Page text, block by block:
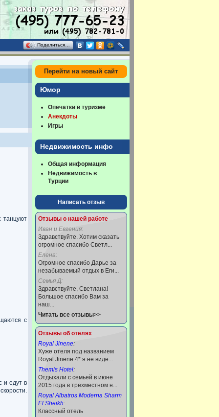
Поделиться…
танцуют
с
и едут в
Перейти на новый сайт
Юмор
Опечатки в туризме
Анекдоты
Игры
Недвижимость инфо
Общая информация
Недвижимость в
Турции
Написать отзыв
Отзывы о нашей работе
Иван и Евгения:
Здравствуйте. Хотим сказать
огромное спасибо Светл...
Елена:
Огромное спасибо Дарье за
незабываемый отдых в Еги...
Семья Д:
Здравствуйте, Светлана!
Большое спасибо Вам за
наш...
Читать все отзывы>>
Отзывы об отелях
Royal Jinene:
Хуже отеля под названием
Royal Jinene 4* я не виде...
Themis Hotel:
Отдыхали с семьей в июне
2015 года в трехместном н...
Royal Albatros Moderna Sharm
El Sheikh:
Классный отель